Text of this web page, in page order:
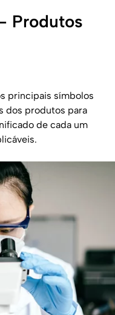
Produtos
principais símbolos
dos produtos para
de cada um